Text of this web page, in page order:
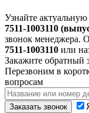
Узнайте актуальную
7511-1003110
звонок менеджера.
7511-1003110 или
Закажите обратный
Перезвоним в
вопросам
Заказать звонок